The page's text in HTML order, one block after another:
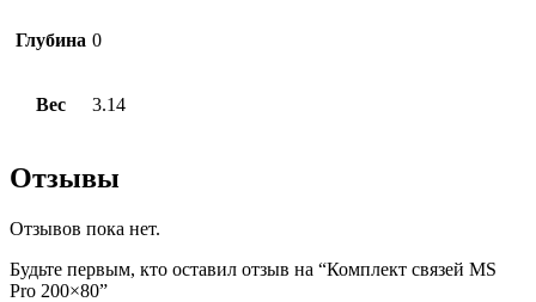
Глубина 0
Вес 3.14
Отзывы
Отзывов пока нет.
Будьте первым, кто оставил отзыв на “Комплект связей MS
Pro 200×80”